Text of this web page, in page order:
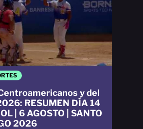
y del
RESUMEN DÍA 14
| 6 AGOSTO | SANTO
2026